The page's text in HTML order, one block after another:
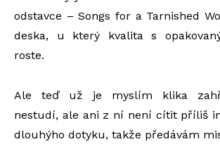
odstavce – Songs for a Tarnished
deska, u který kvalita s
roste.
Ale teď už je myslím klika
nestudí, ale ani z ní není cítit příliš
dlouhýho dotyku, takže předávám